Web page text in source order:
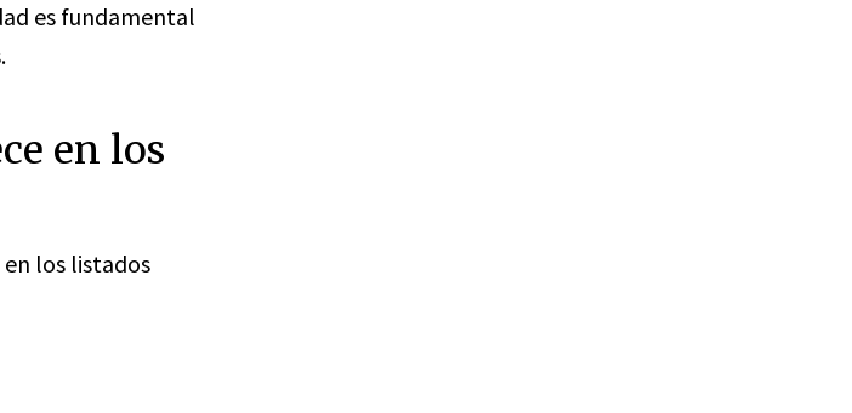
es fundamental
en los
los listados